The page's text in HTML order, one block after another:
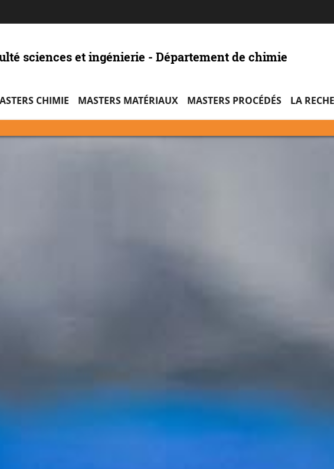
au
directs
sciences et ingénierie - Département de chimie
CHIMIE MASTERS MATÉRIAUX MASTERS PROCÉDÉS LA